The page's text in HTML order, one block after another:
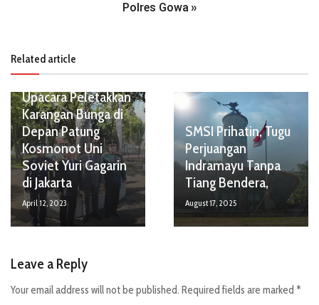
Polres Gowa »
Related article
Upacara Peletakkan
Karangan Bunga di
Depan Patung
Kosmonot Uni
Soviet Yuri Gagarin
di Jakarta
April 12, 2023
SMSI Prihatin, Tugu
Perjuangan
Indramayu Tanpa
Tiang Bendera,
August 17, 2025
Leave a Reply
Your email address will not be published. Required fields are marked *